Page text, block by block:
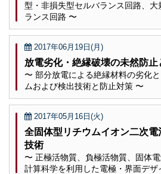
型・非損失型セルバランス回路、
ランス回路 〜
2017年06月19日(月)
放電劣化・絶縁破壊の未然防止
〜 部分放電による絶縁材料の劣化
ムおよび検出技術と防止対策 〜
2017年05月16日(火)
全固体型リチウムイオン二次
技術
〜 正極活物質、負極活物質、固体電
計算科学を利用した電極・界面デザ